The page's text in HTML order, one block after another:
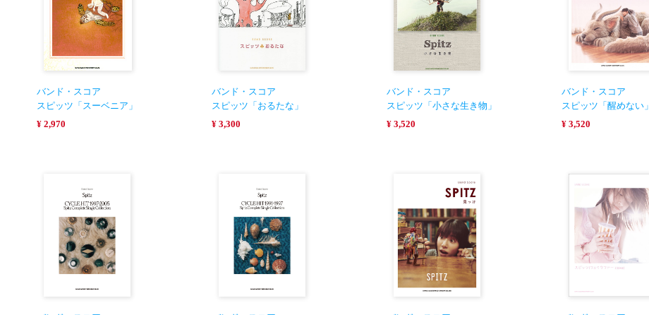
バンド・スコア
スピッツ「スーベニア」
¥ 2,970
バンド・スコア
スピッツ「おるたな」
¥ 3,300
バンド・スコア
スピッツ「小さな生き物」
¥ 3,520
バンド・スコア
スピッツ「醒めない」
¥ 3,520